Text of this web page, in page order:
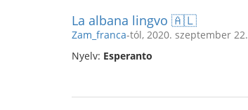
La albana lingvo 🇦🇱
Zam_franca-tól, 2020. szeptember 22.
Nyelv: Esperanto